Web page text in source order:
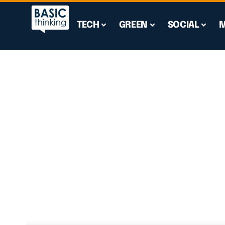
TECH GREEN SOCIAL